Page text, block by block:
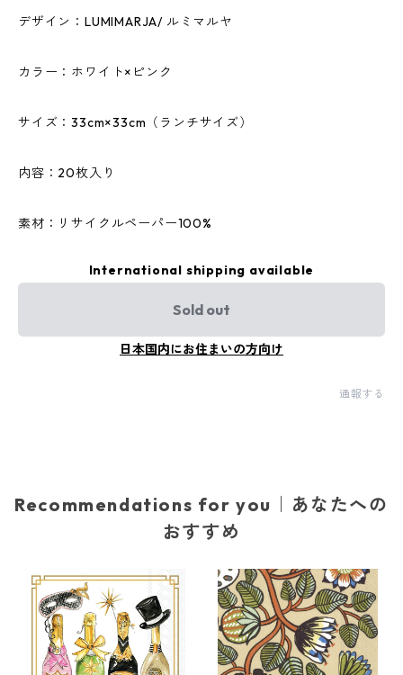
デザイン：LUMIMARJA/ ルミマルヤ
カラー：ホワイト×ピンク
サイズ：33cm×33cm（ランチサイズ）
内容：20枚入り
素材：リサイクルペーパー100%
International shipping available
Sold out
日本国内にお住まいの方向け
通報する
Recommendations for you｜あなたへの
おすすめ